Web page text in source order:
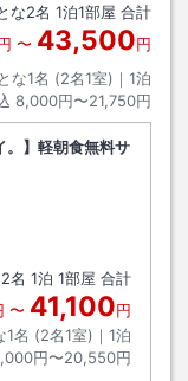
な2名 1泊1部屋 合計
〜 43,500円
な1名 (2名1室)｜ 1泊
8,000円〜21,750円
。】軽朝食無料サ
2名 1泊 1部屋 合計
〜 41,100円
1名 (2名1室)｜ 1泊
円〜20,550円